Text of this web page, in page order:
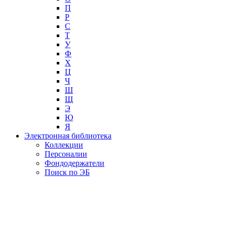
П
Р
С
Т
У
Ф
Х
Ц
Ч
Ш
Щ
Э
Ю
Я
Электронная библиотека
Коллекции
Персоналии
Фондодержатели
Поиск по ЭБ